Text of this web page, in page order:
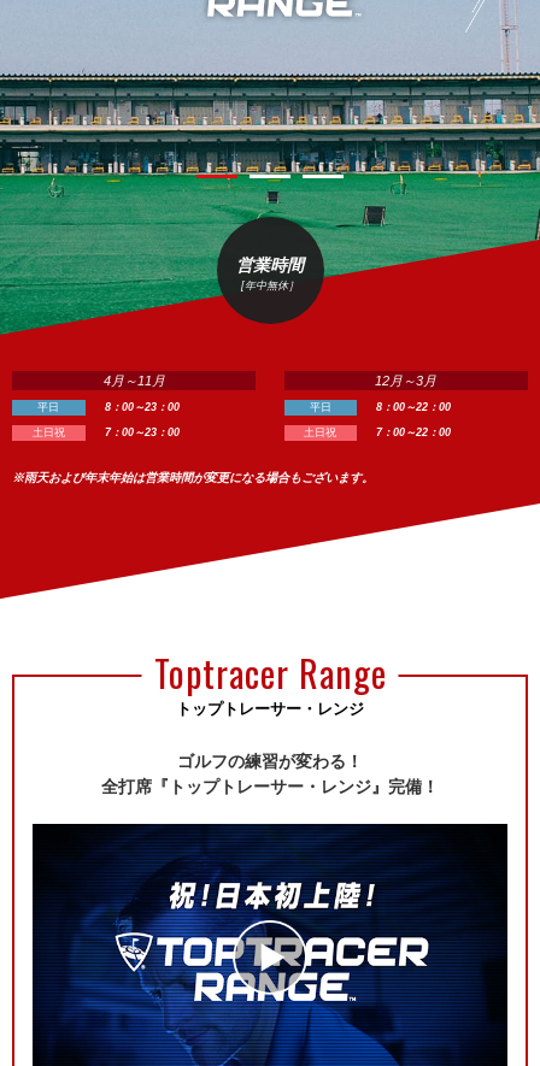
営業時間
[年中無休］
4月～11月
平日 8：00～23：00
土日祝 7：00～23：00
12月～3月
平日 8：00～22：00
土日祝 7：00～22：00
※雨天および年末年始は営業時間が変更になる場合もございます。
Toptracer Range
トップトレーサー・レンジ
ゴルフの練習が変わる！
全打席『トップトレーサー・レンジ』完備！